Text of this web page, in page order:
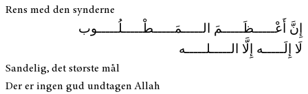
Rens med den synderne
إِنَّ أَعْـــــظَـــــمَ الـــــمَـــــطْـــــلُـــــوب
لَا إِلَـــــه إِلَّا الـــــلـــــه
Sandelig, det største mål
Der er ingen gud undtagen Allah